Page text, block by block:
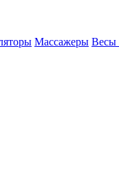
Массажеры Весы